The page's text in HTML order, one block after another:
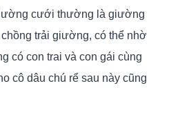
cưới thường là giường
trải giường, có thể nhờ
có con trai và con gái cùng
cô dâu chú rể sau này cũng